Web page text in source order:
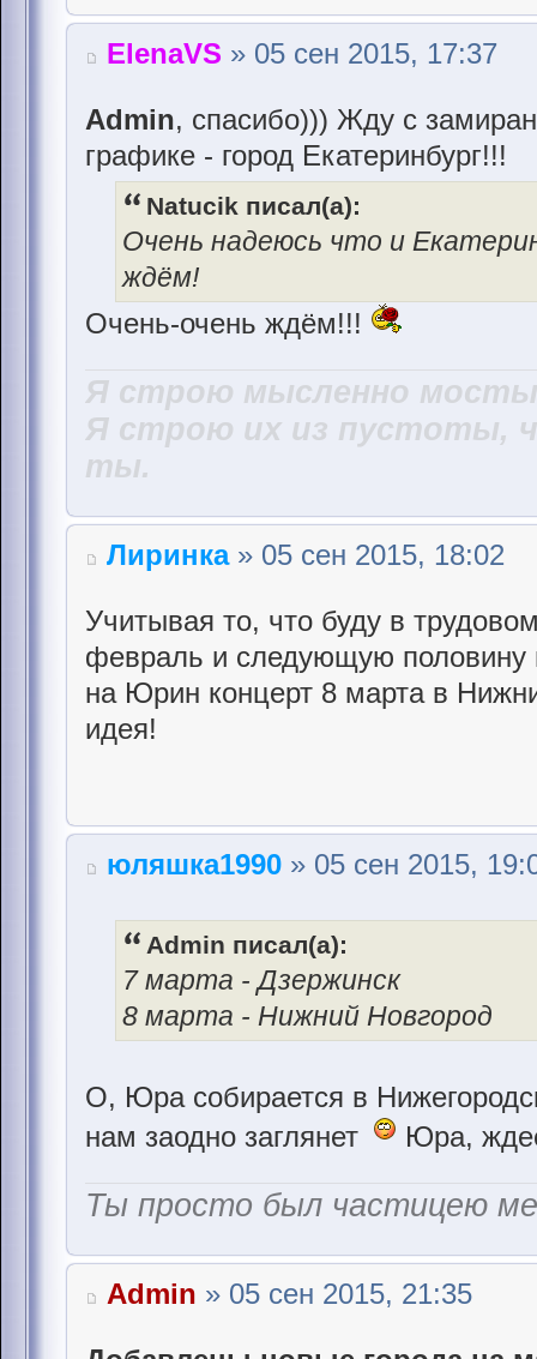
ElenaVS » 05 сен 2015, 17:37
Admin, спасибо))) Жду с
графике - город Екатеринбург!!!
Natucik писал(а):
Очень надеюсь что и
ждём!
Очень-очень ждём!!!
Я строю мысленно
Я строю их из пустоты,
ты.
Лиринка» 05 сен 2015, 18:02
Учитывая то, что буду в
февраль и следующую половину
на Юрин концерт 8 марта в
идея!
юляшка1990 » 05 сен 2015,
Admin писал(а):
7 марта - Дзержинск
8 марта - Нижний Новгород
О, Юра собирается в
нам заодно заглянет
Юра,
Ты просто был частицею
Admin » 05 сен 2015, 21:35